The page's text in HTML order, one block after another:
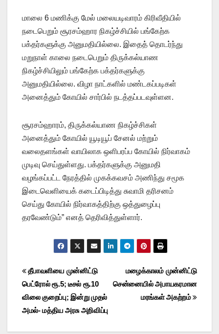
மாலை 6 மணிக்கு மேல் மலையடிவாரம் கிரிவீதியில்
நடைபெறும் சூரசம்ஹார நிகழ்ச்சியில் பங்கேற்க
பக்தர்களுக்கு அனுமதியில்லை. இதைத் தொடர்ந்து
மறுநாள் காலை நடைபெறும் திருக்கல்யாண
நிகழ்ச்சியிலும் பங்கேற்க பக்தர்களுக்கு
அனுமதியில்லை. விழா நாட்களில் மண்டகப்படிகள்
அனைத்தும் கோயில் சார்பில் நடத்தப்படவுள்ளன.
சூரசம்ஹாரம், திருக்கல்யாண நிகழ்ச்சிகள்
அனைத்தும் கோயில் யூடியூப் சேனல் மற்றும்
வலைதளங்கள் வாயிலாக ஒளிபரப்ப கோயில் நிர்வாகம்
முடிவு செய்துள்ளது. பக்தர்களுக்கு அனுமதி
வழங்கப்பட்ட நேரத்தில் முகக்கவசம் அணிந்து சமூக
இடைவெளியைக் கடைப்பிடித்து சுவாமி தரிசனம்
செய்து கோயில் நிர்வாகத்திற்கு ஒத்துழைப்பு
தரவேண்டும்” எனத் தெரிவித்துள்ளார்.
Post
navigation
மழைக்காலம் முன்னிட்டு
சென்னையில் அபாயகரமான
மரங்கள் அகற்றம்
தீபாவளியை முன்னிட்டு
பெட்ரோல் ரூ.5; டீசல் ரூ.10
விலை குறைப்பு; இன்று முதல்
அமல்- மத்திய அரசு அறிவிப்பு